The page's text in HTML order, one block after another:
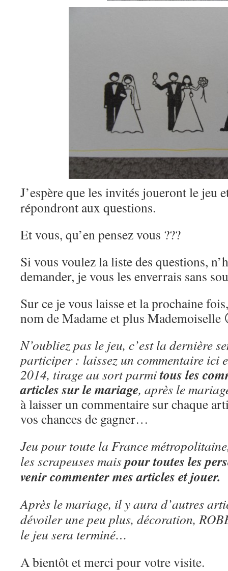
J’espère que les invités joueront le jeu
répondront aux questions.
Et vous, qu’en pensez vous ???
Si vous voulez la liste des questions,
demander, je vous les enverrais sans
Sur ce je vous laisse et la prochaine
nom de Madame et plus Mademoiselle
N’oubliez pas le jeu, c’est la dernière
participer : laissez un commentaire ici
2014, tirage au sort parmitous les
articles sur le mariage, après le
à laisser un commentaire sur chaque
vos chances de gagner…
Jeu pour toute la France
les scrapeuses maispour toutes les
venir commenter mes articles et jouer.
Après le mariage, il y aura d’autres
dévoiler une peu plus, décoration,
le jeu sera terminé…
A bientôt et merci pour votre visite.